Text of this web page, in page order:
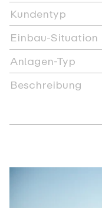
Kundentyp
Einbau-Situation
Anlagen-Typ
Beschreibung